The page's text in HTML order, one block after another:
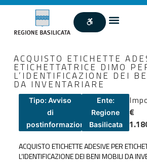
ACQUISTO ETICHETTE
ETICHETTATRICE DIMO
L’IDENTIFICAZIONE DEI
DA INVENTARIARE
Tipo: Avviso
di
postinformazione
Ente:
Regione
Basilicata
€
ACQUISTO ETICHETTE ADESIVE PER
L’IDENTIFICAZIONE DEI BENI MOBILI DA